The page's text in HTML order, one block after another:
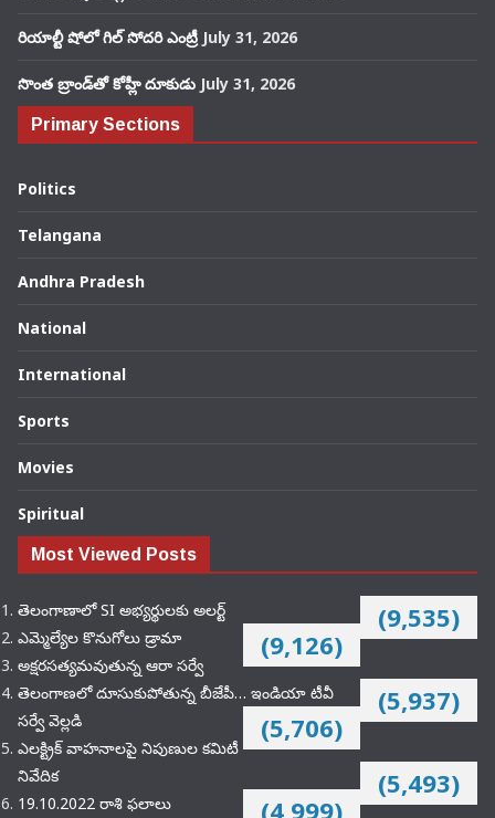
రియాల్టీ షోలో గిల్ సోదరి ఎంట్రీ July 31, 2026
సొంత బ్రాండ్‌తో కోహ్లీ దూకుడు July 31, 2026
Primary Sections
Politics
Telangana
Andhra Pradesh
National
International
Sports
Movies
Spiritual
Most Viewed Posts
తెలంగాణాలో SI అభ్యర్థులకు అలర్ట్ (9,535)
ఎమ్మెల్యేల కొనుగోలు డ్రామా (9,126)
అక్షరసత్యమవుతున్న ఆరా సర్వే
(5,937)
తెలంగాణలో దూసుకుపోతున్న బీజేపీ… ఇండియా టీవీ
సర్వే వెల్లడి
(5,706)
ఎలక్ట్రిక్‌ వాహనాలపై నిపుణుల కమిటీ
నివేదిక
(5,493)
19.10.2022 రాశి ఫలాలు (4,999)